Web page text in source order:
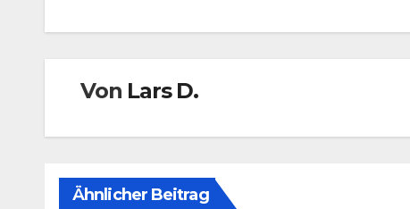
Von Lars D.
Ähnlicher Beitrag